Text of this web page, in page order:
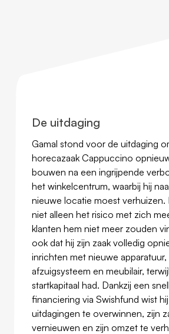
De uitdaging
Gamal stond voor de uitdaging
horecazaak Cappuccino
bouwen na een ingrijpende
het winkelcentrum, waarbij hij
nieuwe locatie moest verhuizen.
niet alleen het risico met zich
klanten hem niet meer zouden
ook dat hij zijn zaak volledig
inrichten met nieuwe apparatuur,
afzuigsysteem en meubilair,
startkapitaal had. Dankzij een
financiering via Swishfund wist
uitdagingen te overwinnen, zijn
vernieuwen en zijn omzet te